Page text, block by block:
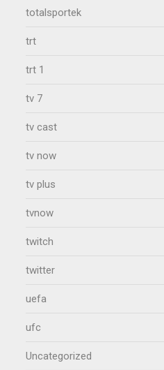
totalsportek
trt
trt 1
tv 7
tv cast
tv now
tv plus
tvnow
twitch
twitter
uefa
ufc
Uncategorized